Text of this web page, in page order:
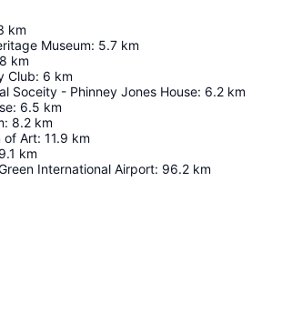
km
Museum: 5.7 km
km
Club: 6 km
Soceity - Phinney Jones House: 6.2 km
: 6.5 km
: 8.2 km
of Art: 11.9 km
km
International Airport: 96.2 km